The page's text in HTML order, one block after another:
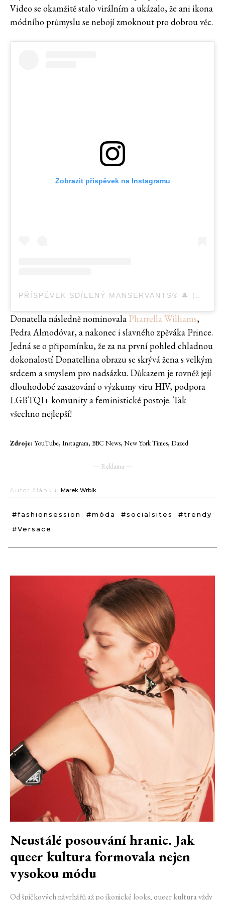
Video se okamžitě stalo virálním a ukázalo, že ani ikona
módního průmyslu se nebojí zmoknout pro dobrou věc.
Zobrazit příspěvek na Instagramu
PŘÍSPĚVEK SDÍLENÝ MANSERVANTS® 🎩 (@MANSERVANTS_CO)
Donatella následně nominovala Pharrella Williams,
Pedra Almodóvar, a nakonec i slavného zpěváka Prince.
Jedná se o připomínku, že za na první pohled chladnou
dokonalostí Donatellina obrazu se skrývá žena s velkým
srdcem a smyslem pro nadsázku. Důkazem je rovněž její
dlouhodobé zasazování o výzkumy viru HIV, podpora
LGBTQI+ komunity a feministické postoje. Tak
všechno nejlepší!
Zdroje: YouTube, Instagram, BBC News, New York Times, Dazed
― Reklama ―
Autor článku: Marek Wrbik
#fashionsession #móda #socialsites
#trendy
#Versace
Neustálé posouvání hranic. Jak
queer kultura formovala nejen
vysokou módu
Od špičkových návrhářů až po ikonické looks, queer kultura vždy